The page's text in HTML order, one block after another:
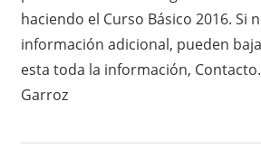
haciendo el Curso Básico 2016. Si
información adicional, pueden
esta toda la información,
Garroz